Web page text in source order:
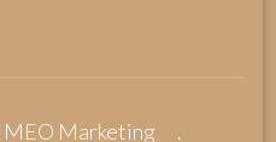
MEO Marketing .